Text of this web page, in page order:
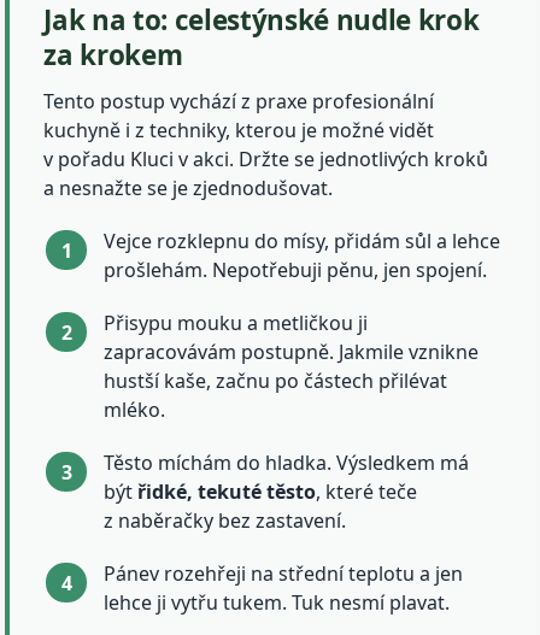
Jak na to: celestýnské nudle krok
za krokem
Tento postup vychází z praxe profesionální
kuchyně i z techniky, kterou je možné vidět
v pořadu Kluci v akci. Držte se jednotlivých kroků
a nesnažte se je zjednodušovat.
Vejce rozklepnu do mísy, přidám sůl a lehce
prošlehám. Nepotřebuji pěnu, jen spojení.
Přisypu mouku a metličkou ji
zapracovávám postupně. Jakmile vznikne
hustší kaše, začnu po částech přilévat
mléko.
Těsto míchám do hladka. Výsledkem má
býtřidké, tekuté těsto, které teče
z naběračky bez zastavení.
Pánev rozehřeji na střední teplotu a jen
lehce ji vytřu tukem. Tuk nesmí plavat.